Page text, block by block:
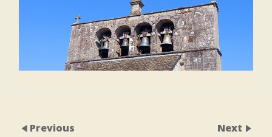
Previous Next